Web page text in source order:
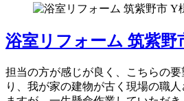
浴室リフォーム 筑紫野
担当の方が感じが良く、こちらの
り、我が家の建物が古く現場の職